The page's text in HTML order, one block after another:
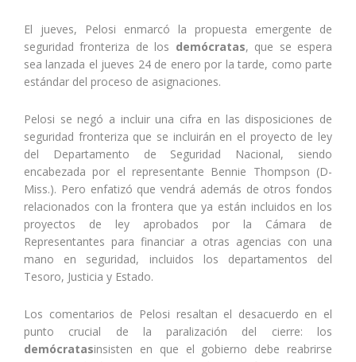
El jueves, Pelosi enmarcó la propuesta emergente de
seguridad fronteriza de los demócratas, que se espera
sea lanzada el jueves 24 de enero por la tarde, como parte
estándar del proceso de asignaciones.
Pelosi se negó a incluir una cifra en las disposiciones de
seguridad fronteriza que se incluirán en el proyecto de ley
del Departamento de Seguridad Nacional, siendo
encabezada por el representante Bennie Thompson (D-
Miss.). Pero enfatizó que vendrá además de otros fondos
relacionados con la frontera que ya están incluidos en los
proyectos de ley aprobados por la Cámara de
Representantes para financiar a otras agencias con una
mano en seguridad, incluidos los departamentos del
Tesoro, Justicia y Estado.
Los comentarios de Pelosi resaltan el desacuerdo en el
punto crucial de la paralización del cierre: los
demócratasinsisten en que el gobierno debe reabrirse